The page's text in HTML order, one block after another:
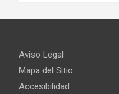
Aviso Legal
Mapa del Sitio
Accesibilidad